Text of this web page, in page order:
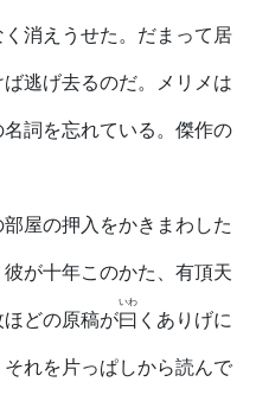
消えうせた。だまって居
逃げ去るのだ。メリメは
詞を忘れている。傑作の
屋の押入をかきまわした
が十年このかた、有頂天
どの原稿が曰
いわ
くありげに
れを片っぱしから読んで